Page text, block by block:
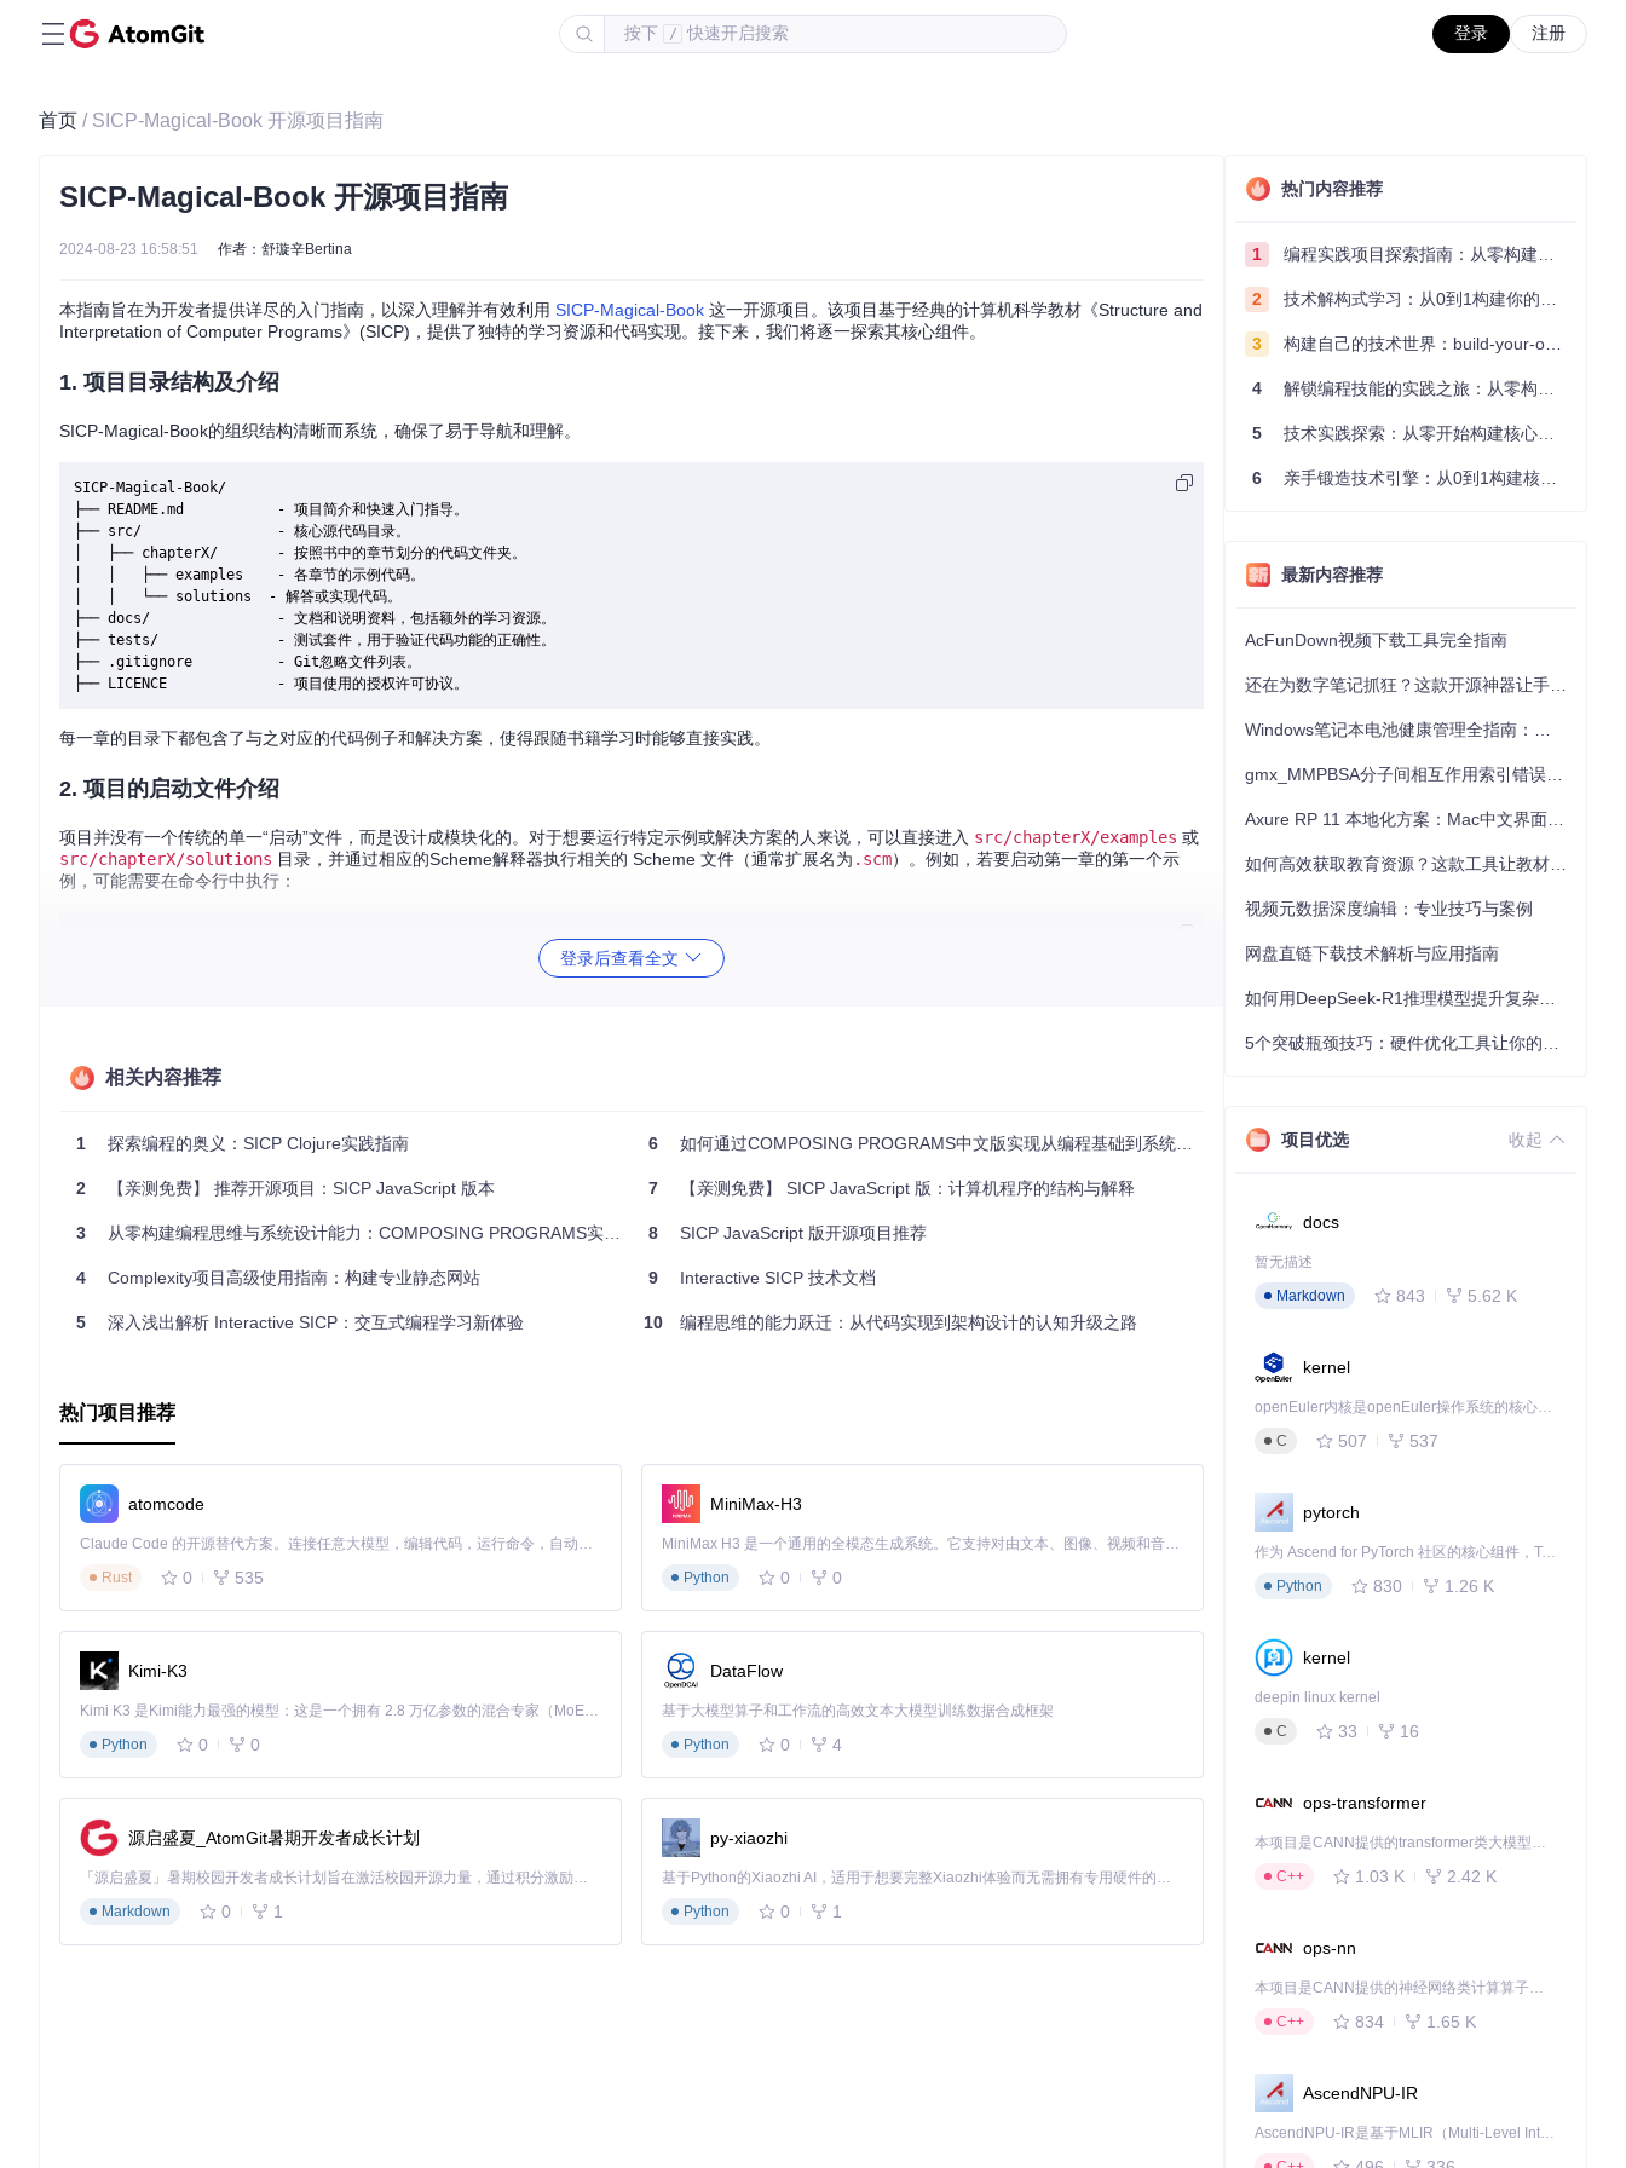
按下 / 快速开启搜索 登录 注册
首页 / SICP-Magical-Book 开源项目指南
SICP-Magical-Book 开源项目指南
2024-08-23 16:58:51 作者：舒璇辛Bertina
本指南旨在为开发者提供详尽的入门指南，以深入理解并有效利用 SICP-Magical-Book 这一开源项目。该项目基于经典的计算机科学教材《Structure and
Interpretation of Computer Programs》(SICP)，提供了独特的学习资源和代码实现。接下来，我们将逐一探索其核心组件。
1. 项目目录结构及介绍
SICP-Magical-Book的组织结构清晰而系统，确保了易于导航和理解。
SICP-Magical-Book/
├── README.md           - 项目简介和快速入门指导。
├── src/                - 核心源代码目录。
│   ├── chapterX/       - 按照书中的章节划分的代码文件夹。
│   │   ├── examples    - 各章节的示例代码。
│   │   └── solutions  - 解答或实现代码。
├── docs/               - 文档和说明资料，包括额外的学习资源。
├── tests/              - 测试套件，用于验证代码功能的正确性。
├── .gitignore          - Git忽略文件列表。
每一章的目录下都包含了与之对应的代码例子和解决方案，使得跟随书籍学习时能够直接实践。
2. 项目的启动文件介绍
项目并没有一个传统的单一“启动”文件，而是设计成模块化的。对于想要运行特定示例或解决方案的人来说，可以直接进入 src/chapterX/examples 或
src/chapterX/solutions 目录，并通过相应的Scheme解释器执行相关的 Scheme 文件（通常扩展名为 .scm）。例如，若要启动第一章的第一个示
例，可能需要在命令行中执行：
此项目主要依赖于Git进行版本控制，因此直接的配置文件主要是
通过项目内的文件直接指定。
为了更深入地使用和贡献于这个项目，建议阅读各个章节下的README或注释，以及官方的SICP文本本身，以便更好地理解上下文和编程概念。
以上就是对SICP-Magical-Book项目关键部分的简要介绍。希望这份指南为你深入了解和参与这一宝贵的教育资源提供帮助。
登录后查看全文
相关内容推荐
1 探索编程的奥义：SICP Clojure实践指南
2 【亲测免费】 推荐开源项目：SICP JavaScript 版本
3 从零构建编程思维与系统设计能力：COMPOSING PROGRAMS实战指南
4 Complexity项目高级使用指南：构建专业静态网站
5 深入浅出解析 Interactive SICP：交互式编程学习新体验
6 如何通过COMPOSING PROGRAMS中文版实现从编程基础到系统构建的思维跃迁
7 【亲测免费】 SICP JavaScript 版：计算机程序的结构与解释
8 SICP JavaScript 版开源项目推荐
9 Interactive SICP 技术文档
10 编程思维的能力跃迁：从代码实现到架构设计的认知升级之路
热门项目推荐
atomcode
Claude Code 的开源替代方案。连接任意大模型，编辑代码，运行命令，自动验证 — 全自动执行。用 Rust 构建，极致性能。 ｜ An open-source alternative to Claude Code. Connect any LLM, edit code, run commands, and verify changes — autonomously. Built in Rust for speed. Get Started
Rust
0 535
MiniMax-H3
MiniMax H3 是一个通用的全模态生成系统。它支持对由文本、图像、视频和音频组成的多模态上下文进行统一理解，并能生成分辨率高达 2K、时长可达 15 秒的带原生立体声音频的视频。得益于面向任务泛化的系统设计，H3 在预训练阶段就已具备广泛的多模态上下文理解与生成能力，能够出色地执行复杂的多模态指令。
Python
0 0
Kimi-K3
Kimi K3 是Kimi能力最强的模型：这是一个拥有 2.8 万亿参数的混合专家（MoE）模型，具备原生视觉理解能力，并支持 100 万 token 的上下文窗口。
Python
0 0
DataFlow
基于大模型算子和工作流的高效文本大模型训练数据合成框架
Python
0 4
源启盛夏_AtomGit暑期开发者成长计划
「源启盛夏」暑期校园开发者成长计划旨在激活校园开源力量，通过积分激励、认证扶持、资源倾斜等形式，引导高校组织和开发者完成「入驻 — 建项目 — 做贡献 — 获认证 — 得资源」的完整闭环。无论你是想带领社团入驻平台的组织者，还是希望用代码贡献证明自己的开发者，都能在这里找到属于你的成长路径。
Markdown
0 1
py-xiaozhi
基于Python的Xiaozhi AI，适用于想要完整Xiaozhi体验而无需拥有专用硬件的用户。
Python
0 1
热门内容推荐
1 编程实践项目探索指南：从零构建技术能力体系
2 技术解构式学习：从0到1构建你的编程知识体系
3 构建自己的技术世界：build-your-own-x项目的实践探索指南
4 解锁编程技能的实践之旅：从零构建你的技术世界
5 技术实践探索：从零开始构建核心系统的实践指南
6 亲手锻造技术引擎：从0到1构建核心系统的实践指南
最新内容推荐
AcFunDown视频下载工具完全指南
视频元数据深度编辑：专业技巧与案例
网盘直链下载技术解析与应用指南
项目优选 收起
docs
暂无描述
Markdown
843 5.62 K
kernel
openEuler内核是openEuler操作系统的核心，既是系统性能与稳定性的基石，也是连接处理器、设备与服务的桥梁。
C
507 537
pytorch
作为 Ascend for PyTorch 社区的核心组件，TorchNPU 是昇腾专为 PyTorch 打造的深度学习适配插件，使 PyTorch 框架能够直接调用昇腾 NPU，为开发者提供昇腾 AI 处理器的超强算力。
Python
830 1.26 K
kernel
deepin linux kernel
C
33 16
ops-transformer
本项目是CANN提供的transformer类大模型算子库，实现网络在NPU上加速计算。
C++
1.03 K 2.42 K
ops-nn
本项目是CANN提供的神经网络类计算算子库，实现网络在NPU上加速计算。
C++
834 1.65 K
AscendNPU-IR
AscendNPU-IR是基于MLIR（Multi-Level Intermediate Representation）构建的，面向昇腾亲和算子编译时使用的中间表示，提供昇腾完备表达能力，通过编译优化提升昇腾AI处理器计算效率，支持通过生态框架使能昇腾AI处理器与深度调优